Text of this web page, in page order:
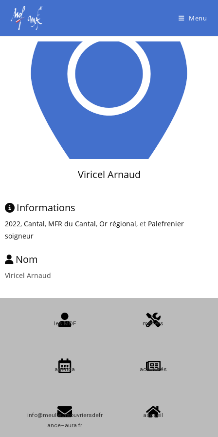
Menu
Viricel Arnaud
Informations
2022, Cantal, MFR du Cantal, Or régional, et Palefrenier
soigneur
Nom
Viricel Arnaud
les MOF métiers
agenda actualités
info@meulleursouvriersdefr
ance–aura.fr
accueil